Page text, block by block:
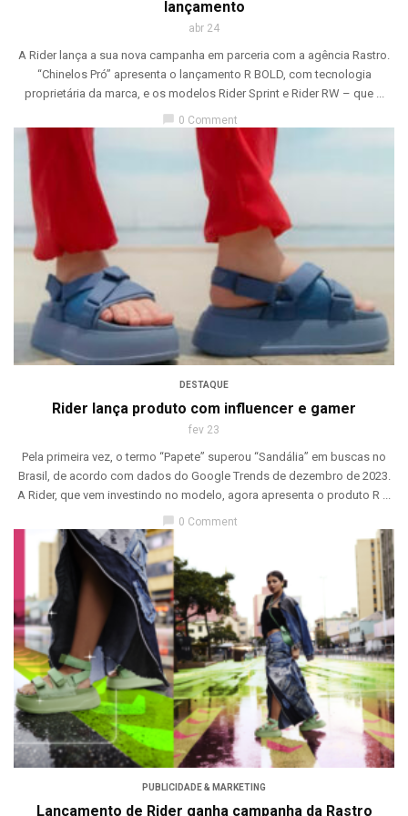
lançamento
abr 24
A Rider lança a sua nova campanha em parceria com a agência Rastro.
“Chinelos Pró” apresenta o lançamento R BOLD, com tecnologia
proprietária da marca, e os modelos Rider Sprint e Rider RW – que ...
chat_bubble 0 Comment
DESTAQUE
Rider lança produto com influencer e gamer
fev 23
Pela primeira vez, o termo “Papete” superou “Sandália” em buscas no
Brasil, de acordo com dados do Google Trends de dezembro de 2023.
A Rider, que vem investindo no modelo, agora apresenta o produto R ...
chat_bubble 0 Comment
PUBLICIDADE & MARKETING
Lançamento de Rider ganha campanha da Rastro